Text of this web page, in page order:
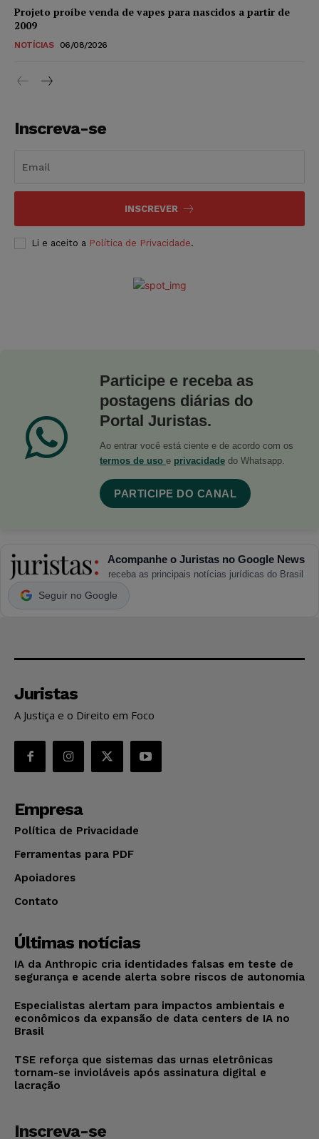
Projeto proíbe venda de vapes para nascidos a partir de
2009
NOTÍCIAS 06/08/2026
Inscreva-se
INSCREVER
Li e aceito a Política de Privacidade.
Participe e receba as
postagens diárias do
Portal Juristas.
Ao entrar você está ciente e de acordo com os
termos de uso e privacidade do Whatsapp.
PARTICIPE DO CANAL
Acompanhe o Juristas no Google News
receba as principais notícias jurídicas do Brasil
Seguir no Google
Juristas
A Justiça e o Direito em Foco
Empresa
Política de Privacidade
Ferramentas para PDF
Apoiadores
Contato
Últimas notícias
IA da Anthropic cria identidades falsas em teste de
segurança e acende alerta sobre riscos de autonomia
Especialistas alertam para impactos ambientais e
econômicos da expansão de data centers de IA no
Brasil
TSE reforça que sistemas das urnas eletrônicas
tornam-se invioláveis após assinatura digital e
lacração
Inscreva-se